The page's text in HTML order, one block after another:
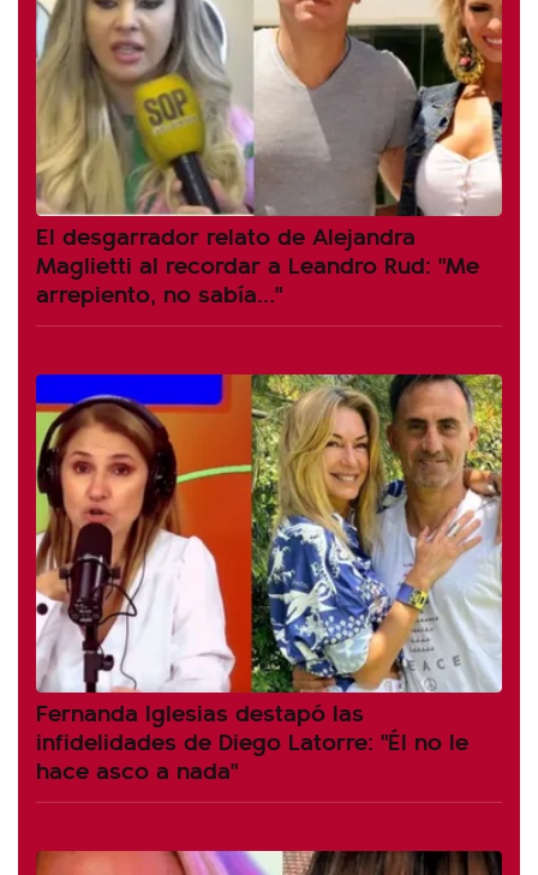
El desgarrador relato de Alejandra
Maglietti al recordar a Leandro Rud: "Me
arrepiento, no sabía..."
Fernanda Iglesias destapó las
infidelidades de Diego Latorre: "Él no le
hace asco a nada"